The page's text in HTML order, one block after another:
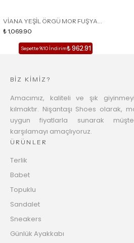
VİANA YEŞİL ÖRGÜ MOR FUŞYA
PÜSKÜL DETAYLI KADIN TERLİK
₺ 1,069.90
Sepette %10 İndirim₺ 962.91
BİZ KİMİZ?
Amacımız, kaliteli ve şık
kılmaktır. Nişantaşı Shoes olarak,
uygun fiyatlarla sunarak
karşılamayı amaçlıyoruz.
ÜRÜNLER
Terlik
Babet
Topuklu
Sandalet
Sneakers
Günlük Ayakkabı